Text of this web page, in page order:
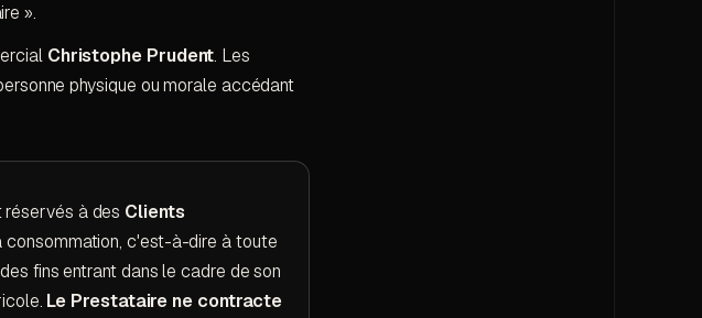
».
Christophe Prudent. Les
physique ou morale accédant
à des Clients
consommation, c'est-à-dire à toute
fins entrant dans le cadre de son
Le Prestataire ne contracte